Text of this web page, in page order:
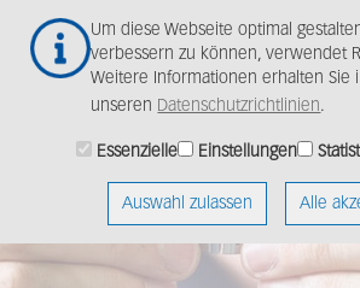
Um diese Webseite optimal
verbessern zu können, verwendet
Weitere Informationen erhalten Sie
unseren Datenschutzrichtlinien.
Essenzielle Einstellungen
Auswahl zulassen Alle
Hauptinhalt
springen
Schweizer
Ihre Produktion.